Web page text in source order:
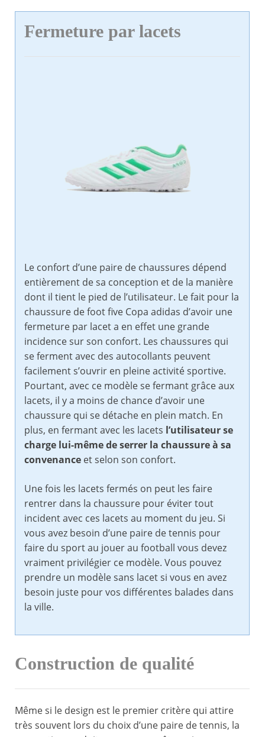
Fermeture par lacets
Le confort d’une paire de chaussures dépend
entièrement de sa conception et de la manière
dont il tient le pied de l’utilisateur. Le fait pour la
chaussure de foot five Copa adidas d’avoir une
fermeture par lacet a en effet une grande
incidence sur son confort. Les chaussures qui
se ferment avec des autocollants peuvent
facilement s’ouvrir en pleine activité sportive.
Pourtant, avec ce modèle se fermant grâce aux
lacets, il y a moins de chance d’avoir une
chaussure qui se détache en plein match. En
plus, en fermant avec les lacets l’utilisateur se
charge lui-même de serrer la chaussure à sa
convenance et selon son confort.
Une fois les lacets fermés on peut les faire
rentrer dans la chaussure pour éviter tout
incident avec ces lacets au moment du jeu. Si
vous avez besoin d’une paire de tennis pour
faire du sport au jouer au football vous devez
vraiment privilégier ce modèle. Vous pouvez
prendre un modèle sans lacet si vous en avez
besoin juste pour vos différentes balades dans
la ville.
Construction de qualité
Même si le design est le premier critère qui attire
très souvent lors du choix d’une paire de tennis, la